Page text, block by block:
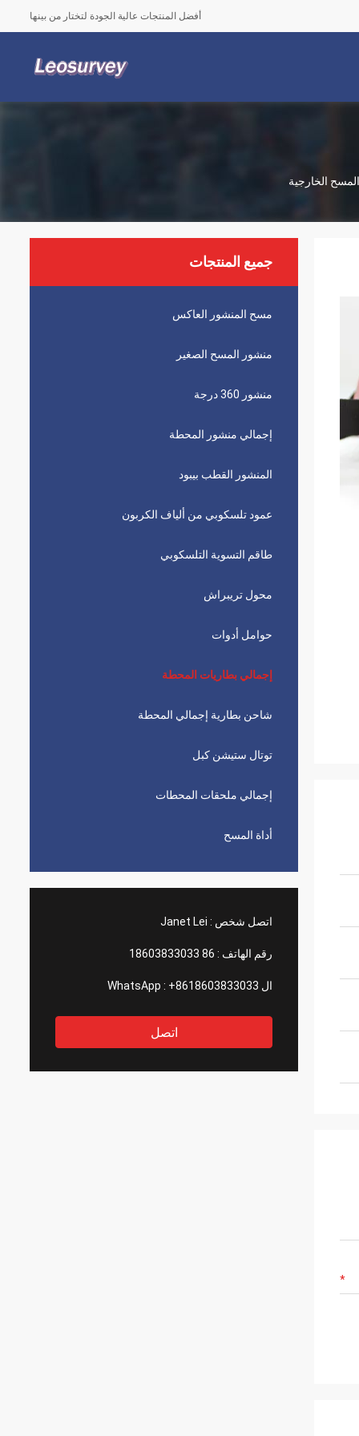
أفضل المنتجات عالية الجودة لتختار من بينها
جميع المنتجات
مسح المنشور العاكس
منشور المسح الصغير
منشور 360 درجة
إجمالي منشور المحطة
المنشور القطب بيبود
عمود تلسكوبي من ألياف الكربون
طاقم التسوية التلسكوبي
محول تريبراش
حوامل أدوات
إجمالي بطاريات المحطة
شاحن بطارية إجمالي المحطة
توتال ستيشن كبل
إجمالي ملحقات المحطات
أداة المسح
اتصل شخص : Janet Lei
رقم الهاتف : 86 18603833033
ال WhatsApp : +8618603833033
اتصل